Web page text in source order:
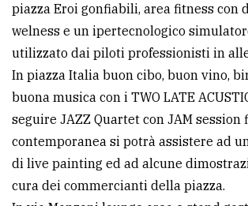
piazza Eroi gonfiabili, area fitness con
welness e un ipertecnologico
utilizzato dai piloti professionisti in
In piazza Italia buon cibo, buon vino,
buona musica con i TWO LATE
seguire JAZZ Quartet con JAM session
contemporanea si potrà assistere ad
di live painting ed ad alcune
cura dei commercianti della piazza.